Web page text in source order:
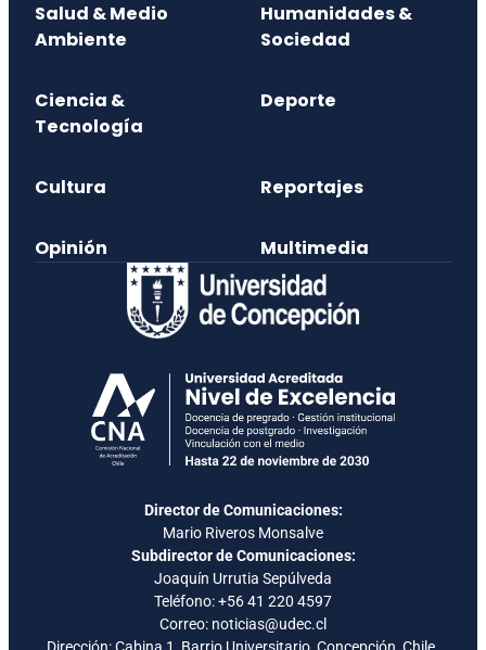
Salud & Medio
Ambiente
Humanidades &
Sociedad
Ciencia &
Tecnología
Deporte
Cultura Reportajes
Opinión Multimedia
Director de Comunicaciones:
Mario Riveros Monsalve
Subdirector de Comunicaciones:
Joaquín Urrutia Sepúlveda
Teléfono:+56 41 220 4597
Correo: noticias@udec.cl